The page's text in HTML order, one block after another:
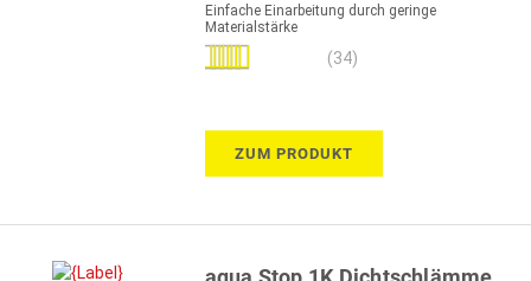
Einfache Einarbeitung durch geringe
Materialstärke
Bewertung:
(34)
ZUM PRODUKT